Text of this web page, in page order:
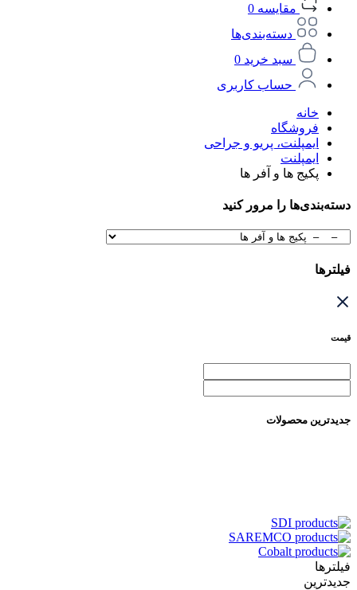
مقایسه 0
دسته‌بندی‌ها
سبد خرید 0
حساب کاربری
خانه
فروشگاه
ایمپلنت، پریو و جراحی
ایمپلنت
پکیج ها و آفر ها
دسته‌بندی‌ها را مرور کنید
فیلترها
قیمت
جدیدترین محصولات
فیلترها
جدیدترین